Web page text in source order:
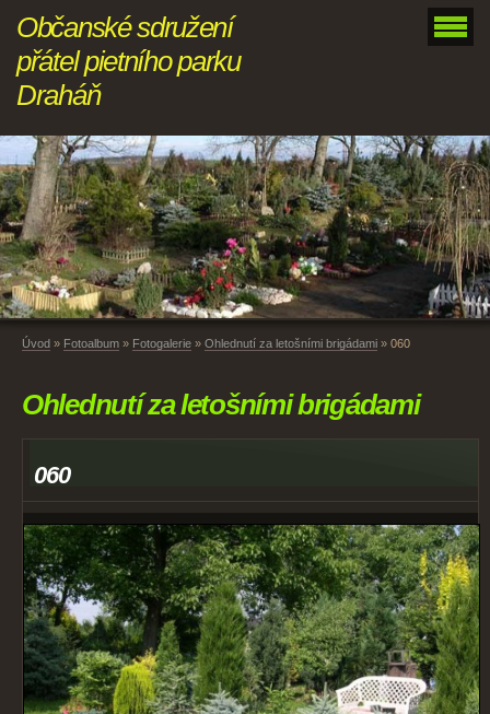
Občanské sdružení
přátel pietního parku
Draháň
Úvod » Fotoalbum » Fotogalerie » Ohlednutí za letošními brigádami » 060
Ohlednutí za letošními brigádami
060